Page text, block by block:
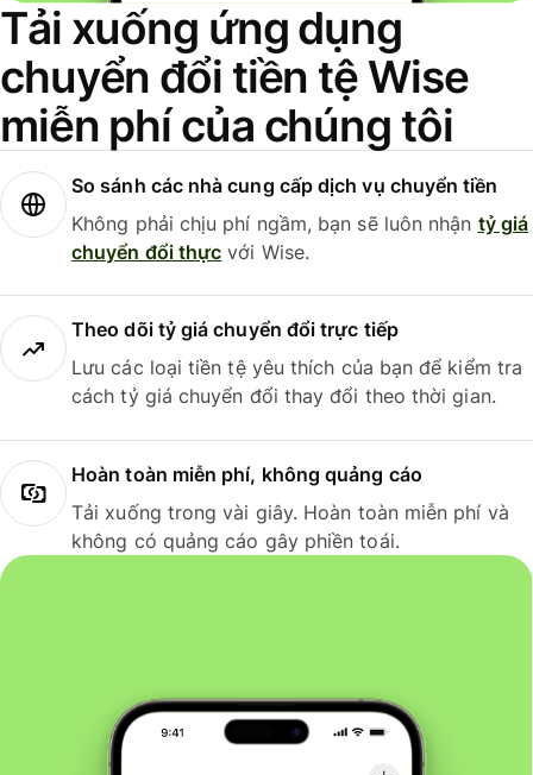
Tải xuống ứng dụng
chuyển đổi tiền tệ Wise
miễn phí của chúng tôi
So sánh các nhà cung cấp dịch vụ chuyển tiền
Không phải chịu phí ngầm, bạn sẽ luôn nhận tỷ giá
chuyển đổi thực với Wise.
Theo dõi tỷ giá chuyển đổi trực tiếp
Lưu các loại tiền tệ yêu thích của bạn để kiểm tra
cách tỷ giá chuyển đổi thay đổi theo thời gian.
Hoàn toàn miễn phí, không quảng cáo
Tải xuống trong vài giây. Hoàn toàn miễn phí và
không có quảng cáo gây phiền toái.